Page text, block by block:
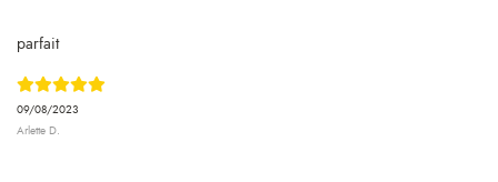
09/08/2023
Arlette D.
parfait